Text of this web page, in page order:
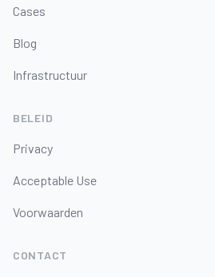
Cases
Blog
Infrastructuur
BELEID
Privacy
Acceptable Use
Voorwaarden
CONTACT